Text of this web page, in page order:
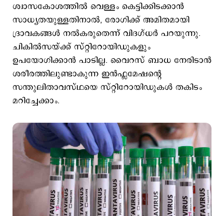
ശ്വാസകോശത്തിൽ വെള്ളം കെട്ടിക്കിടക്കാൻ
സാധ്യതയുള്ളതിനാൽ, രോഗിക്ക് അമിതമായി
ദ്രാവകങ്ങൾ നൽകരുതെന്ന് വിദഗ്ധര്‍ പറയുന്നു.
ചികില്‍സയ്ക്ക് സ്റ്റിറോയിഡുകളും
ഉപയോഗിക്കാൻ പാടില്ല. വൈറസ് ബാധ നേരിടാന്‍
ശരീരത്തിലുണ്ടാകുന്ന ഇന്‍ഫ്ലമേഷന്‍റെ
സന്തുലിതാവസ്ഥയെ സ്റ്റിറോയിഡുകള്‍ തകിടം
മറിച്ചേക്കാം.